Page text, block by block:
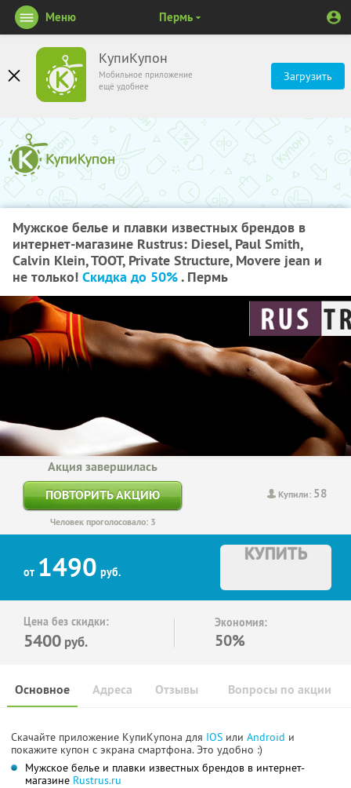
КупиКупон
Мобильное приложение
ещё удобнее
Загрузить
Меню Пермь
Мужское белье и плавки известных брендов в
интернет-магазине Rustrus: Diesel, Paul Smith,
Calvin Klein, TOOT, Private Structure, Movere jean и
не только! Скидка до 50%. Пермь
Купили: 58
Акция завершилась
ПОВТОРИТЬ АКЦИЮ
Человек проголосовало: 3
от 1490 руб.
КУПИТЬ
Цена без скидки:
5400 руб.
Экономия:
50%
Основное Отзывы Вопросы по акции
Адреса
Скачайте приложение КупиКупона для IOS или Android и
покажите купон с экрана смартфона. Это удобно :)
Мужское белье и плавки известных брендов в интернет-
магазине Rustrus.ru